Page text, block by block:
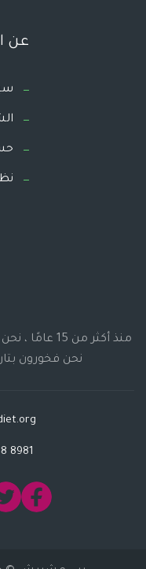
عن
منذ أكثر من
نحن فخورون
8981